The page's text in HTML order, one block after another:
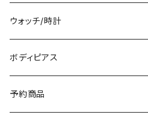
冬物・マフラー
ネックレス・ペンダントトップ
ピアス・イヤリング
ブレスレット・バングル
ウォッチ/時計
ボディピアス
予約商品